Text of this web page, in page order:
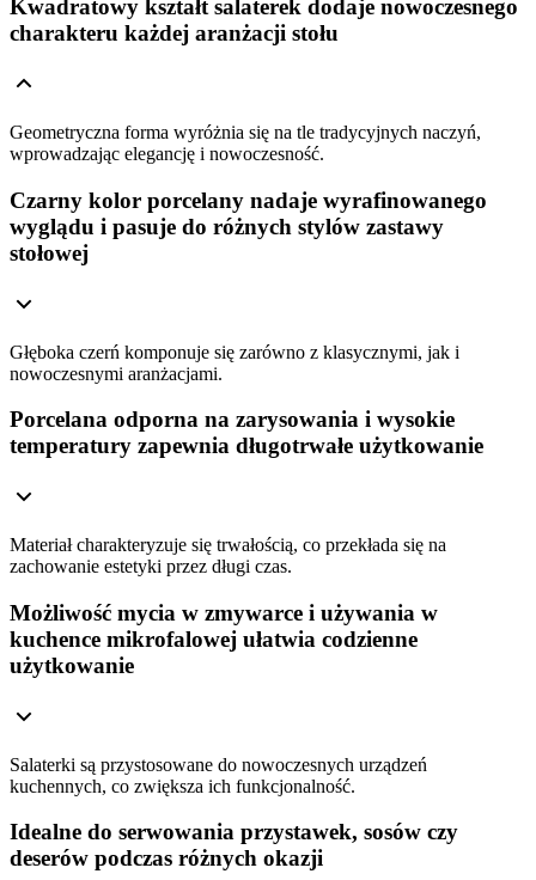
Kwadratowy kształt salaterek dodaje nowoczesnego
charakteru każdej aranżacji stołu
Geometryczna forma wyróżnia się na tle tradycyjnych naczyń,
wprowadzając elegancję i nowoczesność.
Czarny kolor porcelany nadaje wyrafinowanego
wyglądu i pasuje do różnych stylów zastawy
stołowej
Głęboka czerń komponuje się zarówno z klasycznymi, jak i
nowoczesnymi aranżacjami.
Porcelana odporna na zarysowania i wysokie
temperatury zapewnia długotrwałe użytkowanie
Materiał charakteryzuje się trwałością, co przekłada się na
zachowanie estetyki przez długi czas.
Możliwość mycia w zmywarce i używania w
kuchence mikrofalowej ułatwia codzienne
użytkowanie
Salaterki są przystosowane do nowoczesnych urządzeń
kuchennych, co zwiększa ich funkcjonalność.
Idealne do serwowania przystawek, sosów czy
deserów podczas różnych okazji